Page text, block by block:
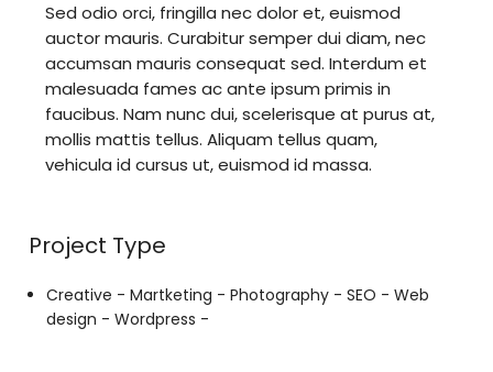
Sed odio orci, fringilla nec dolor et, euismod
auctor mauris. Curabitur semper dui diam, nec
accumsan mauris consequat sed. Interdum et
malesuada fames ac ante ipsum primis in
faucibus. Nam nunc dui, scelerisque at purus at,
mollis mattis tellus. Aliquam tellus quam,
vehicula id cursus ut, euismod id massa.
Project Type
Creative - Martketing - Photography - SEO - Web
design - Wordpress -